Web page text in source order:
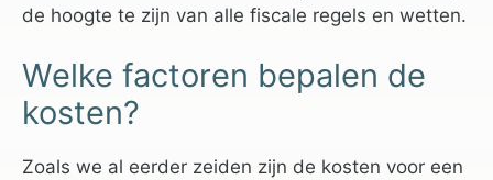
de hoogte te zijn van alle fiscale regels en wetten.
Welke factoren bepalen de
kosten?
Zoals we al eerder zeiden zijn de kosten voor een